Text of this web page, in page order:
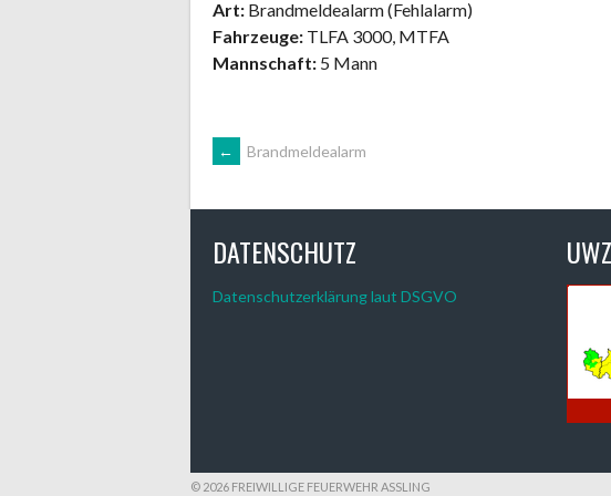
Art: Brandmeldealarm (Fehlalarm)
Fahrzeuge: TLFA 3000, MTFA
Mannschaft: 5 Mann
ARTIKEL-
NAVIGATION
← Brandmeldealarm
DATENSCHUTZ
Datenschutzerklärung laut DSGVO
© 2026 FREIWILLIGE FEUERWEHR ASSLING